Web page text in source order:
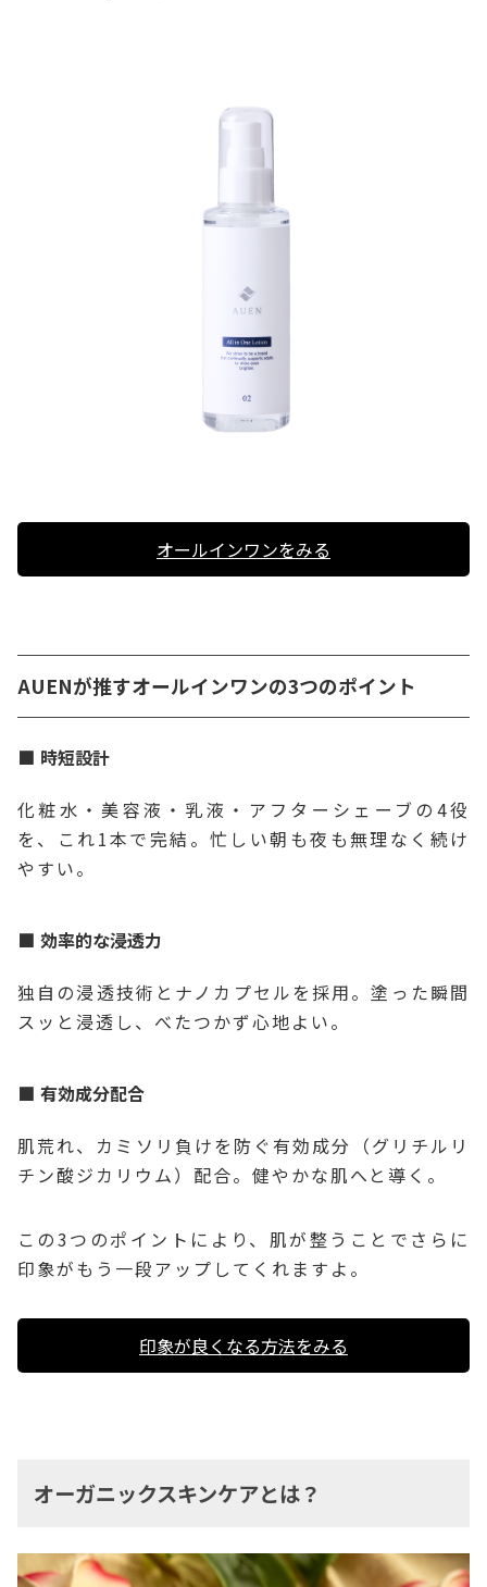
オールインワンをみる
AUENが推すオールインワンの3つのポイント
時短設計
化粧水・美容液・乳液・アフターシェーブの4役
を、これ1本で完結。忙しい朝も夜も無理なく続け
やすい。
効率的な浸透力
独自の浸透技術とナノカプセルを採用。塗った瞬間
スッと浸透し、べたつかず心地よい。
有効成分配合
肌荒れ、カミソリ負けを防ぐ有効成分（グリチルリ
チン酸ジカリウム）配合。健やかな肌へと導く。
この3つのポイントにより、肌が整うことでさらに
印象がもう一段アップしてくれますよ。
印象が良くなる方法をみる
オーガニックスキンケアとは？